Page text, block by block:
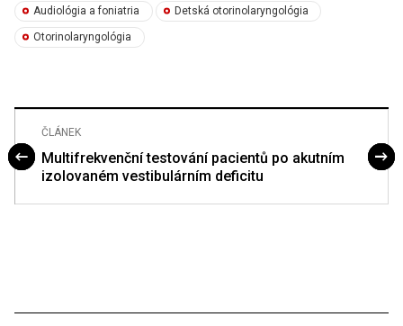
Audiológia a foniatria Detská otorinolaryngológia
Otorinolaryngológia
ČLÁNEK
Multifrekvenční testování pacientů po akutním
izolovaném vestibulárním deficitu